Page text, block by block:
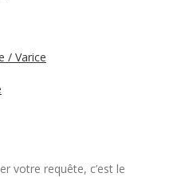
/ Varice
votre requête, c’est le